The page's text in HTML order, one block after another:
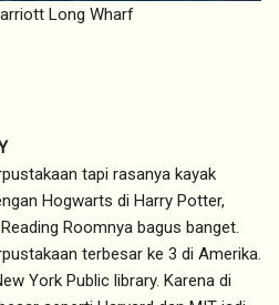
Long Wharf
tapi rasanya kayak
Hogwarts di Harry Potter,
Roomnya bagus banget.
terbesar ke 3 di Amerika.
York Public library. Karena di